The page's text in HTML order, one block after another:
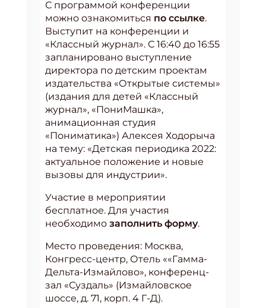
С программой конференции
можно ознакомиться по ссылке.
Выступит на конференции и
«Классный журнал». С 16:40 до 16:55
запланировано выступление
директора по детским проектам
издательства «Открытые системы»
(издания для детей «Классный
журнал», «ПониМашка»,
анимационная студия
«Пониматика») Алексея Ходорыча
на тему: «Детская периодика 2022:
актуальное положение и новые
вызовы для индустрии».
Участие в мероприятии
бесплатное. Для участия
необходимо заполнить форму.
Место проведения: Москва,
Конгресс-центр, Отель ««Гамма-
Дельта-Измайлово», конференц-
зал «Суздаль» (Измайловское
шоссе, д. 71, корп. 4 Г-Д).